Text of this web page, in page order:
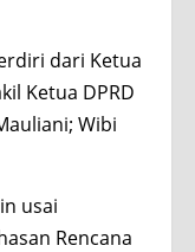
dari Ketua
Ketua DPRD
Wibi
usai
Rencana